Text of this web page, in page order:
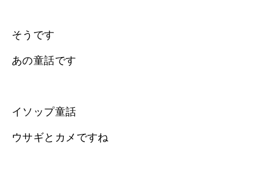
そうです
あの童話です
イソップ童話
ウサギとカメですね